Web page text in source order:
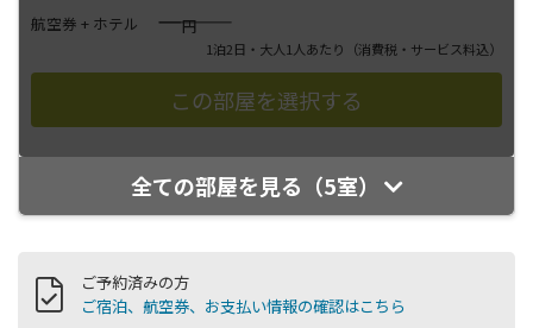
航空券 + ホテル ――――円
1泊2日・大人1人あたり （消費税・サービス料込）
全ての部屋を見る（5室）
ご予約済みの方
ご宿泊、航空券、お支払い情報の確認はこちら